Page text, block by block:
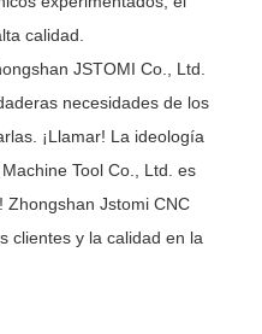
calidad.
JSTOMI Co., Ltd.
necesidades de los
¡Llamar! La ideología
Tool Co., Ltd. es
Zhongshan Jstomi CNC
clientes y la calidad en la